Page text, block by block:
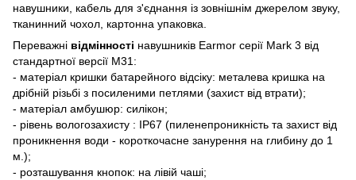
навушники, кабель для з'єднання із зовнішнім джерелом звуку,
тканинний чохол, картонна упаковка.
Переважні відмінності навушників Earmor серії Mark 3 від
стандартної версії M31:
- матеріал кришки батарейного відсіку: металева кришка на
дрібній різьбі з посиленими петлями (захист від втрати);
- матеріал амбушюр: силікон;
- рівень вологозахисту : IP67 (пиленепроникність та захист від
проникнення води - короткочасне занурення на глибину до 1
м.);
- розташування кнопок: на лівій чаші;